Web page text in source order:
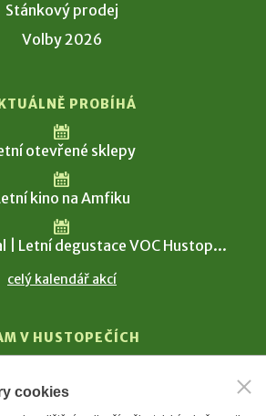
Stánkový prodej
Volby 2026
PROBÍHÁ
otevřené sklepy
kino na Amfiku
| Letní degustace VOC Hustop...
celý kalendář akcí
V HUSTOPEČÍCH
T. G. Masaryk
cookies